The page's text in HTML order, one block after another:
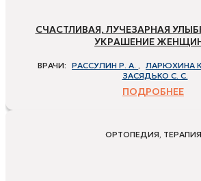
СЧАСТЛИВАЯ, ЛУЧЕЗАРНАЯ
УКРАШЕНИЕ
ВРАЧИ: РАССУЛИН Р. А. , ЛАРЮХИНА
ЗАСЯДЬКО С. С.
ПОДРОБНЕЕ
ОРТОПЕДИЯ, ТЕРАПИЯ